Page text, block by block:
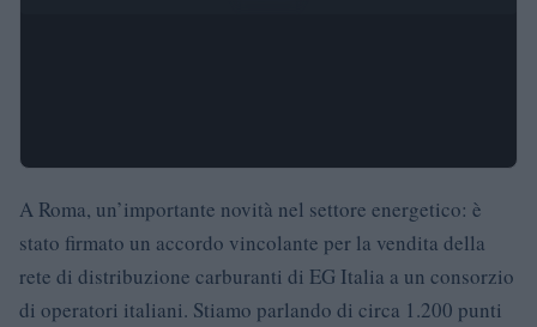
A Roma, un’importante novità nel settore energetico: è
stato firmato un accordo vincolante per la vendita della
rete di distribuzione carburanti di EG Italia a un consorzio
di operatori italiani. Stiamo parlando di circa 1.200 punti